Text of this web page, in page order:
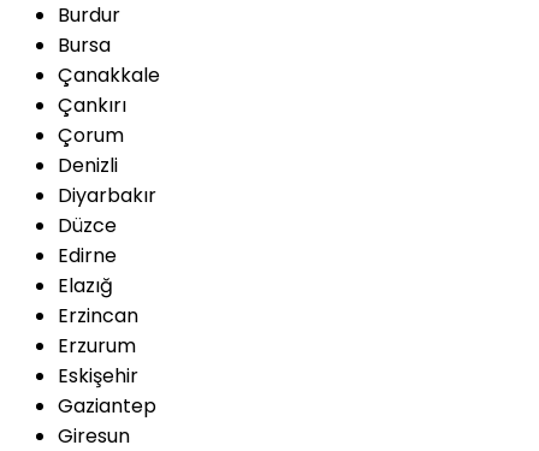
Burdur
Bursa
Çanakkale
Çankırı
Çorum
Denizli
Diyarbakır
Düzce
Edirne
Elazığ
Erzincan
Erzurum
Eskişehir
Gaziantep
Giresun